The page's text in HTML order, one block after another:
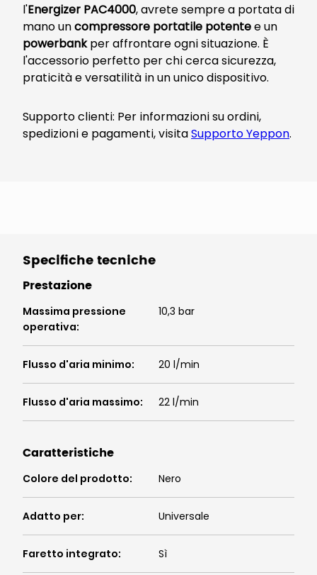
l'Energizer PAC4000, avrete sempre a portata di
mano uncompressore portatile potentee un
powerbankper affrontare ogni situazione. È
l'accessorio perfetto per chi cerca sicurezza,
praticità e versatilità in un unico dispositivo.
Supporto clienti: Per informazioni su ordini,
spedizioni e pagamenti, visitaSupporto Yeppon.
Specifiche tecniche
Prestazione
Massima pressione
operativa:
10,3 bar
Flusso d'aria minimo: 20 l/min
Flusso d'aria massimo: 22 l/min
Caratteristiche
Colore del prodotto: Nero
Adatto per: Universale
Faretto integrato: Sì